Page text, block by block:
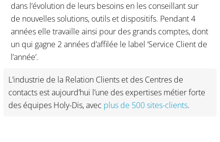
dans l’évolution de leurs besoins en les conseillant sur
de nouvelles solutions, outils et dispositifs. Pendant 4
années elle travaille ainsi pour des grands comptes, dont
un qui gagne 2 années d’affilée le label ‘Service Client de
l’année’.
L’industrie de la Relation Clients et des Centres de
contacts est aujourd’hui l’une des expertises métier forte
des équipes Holy-Dis, avec plus de 500 sites-clients.